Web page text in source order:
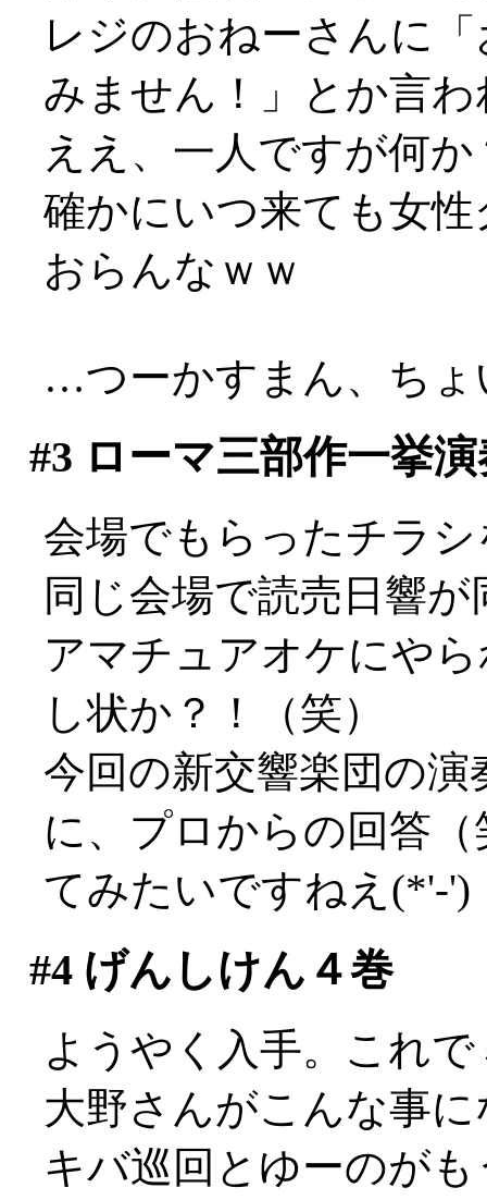
レジのおねーさんに
みません！」とか言
ええ、一人ですが何か
確かにいつ来ても女
おらんなｗｗ
…つーかすまん、ちょ
#3 ローマ三部作一挙
会場でもらったチラ
同じ会場で読売日響
アマチュアオケにや
し状か？！（笑）
今回の新交響楽団の
に、プロからの回答
てみたいですねえ(*'-')
#4げんしけん４巻
ようやく入手。これ
大野さんがこんな事
キバ巡回とゆーのが